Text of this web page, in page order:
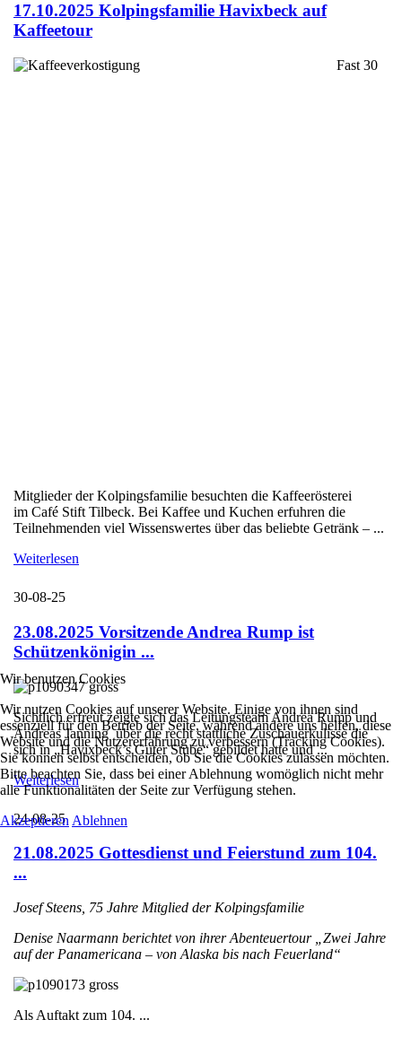
17.10.2025 Kolpingsfamilie Havixbeck auf
Kaffeetour
Fast 30
Mitglieder der Kolpingsfamilie besuchten die Kaffeerösterei
im Café Stift Tilbeck. Bei Kaffee und Kuchen erfuhren die
Teilnehmenden viel Wissenswertes über das beliebte Getränk – ...
Weiterlesen
30-08-25
23.08.2025 Vorsitzende Andrea Rump ist
Schützenkönigin ...
Sichtlich erfreut zeigte sich das Leitungsteam Andrea Rump und
Andreas Janning über die recht stattliche Zuschauerkulisse die
sich in „Havixbeck’s Guter Stube“ gebildet hatte und ...
Weiterlesen
24-08-25
21.08.2025 Gottesdienst und Feierstund zum 104.
...
Josef Steens, 75 Jahre Mitglied der Kolpingsfamilie
Denise Naarmann berichtet von ihrer Abenteuertour „Zwei Jahre
auf der Panamericana – von Alaska bis nach Feuerland“
Als Auftakt zum 104. ...
Wir benutzen Cookies
Wir nutzen Cookies auf unserer Website. Einige von ihnen sind
essenziell für den Betrieb der Seite, während andere uns helfen, diese
Website und die Nutzererfahrung zu verbessern (Tracking Cookies).
Sie können selbst entscheiden, ob Sie die Cookies zulassen möchten.
Bitte beachten Sie, dass bei einer Ablehnung womöglich nicht mehr
alle Funktionalitäten der Seite zur Verfügung stehen.
Akzeptieren Ablehnen